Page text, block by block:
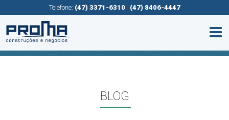
Telefone: (47) 3371-6310 (47) 8406-4447
BLOG